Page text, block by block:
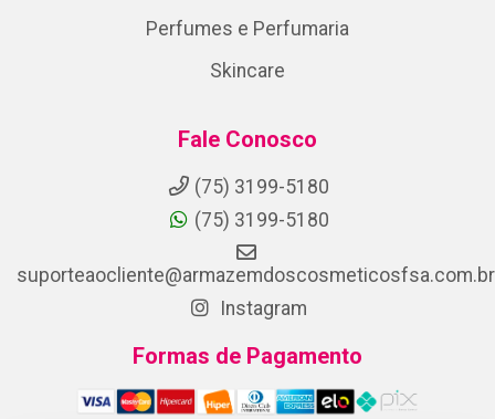
Perfumes e Perfumaria
Skincare
Fale Conosco
(75) 3199-5180
(75) 3199-5180
suporteaocliente@armazemdoscosmeticosfsa.com.br
Instagram
Formas de Pagamento